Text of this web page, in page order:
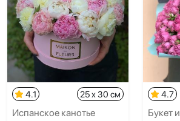
4.1 25 x 30 см
Испанское канотье
4.7
Букет